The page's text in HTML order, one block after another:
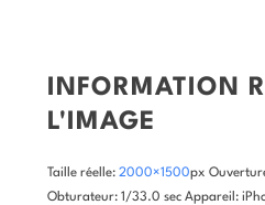
INFORMATION
L'IMAGE
Taille réelle: 2000×1500px
Obturateur: 1/33.0 sec Appareil: